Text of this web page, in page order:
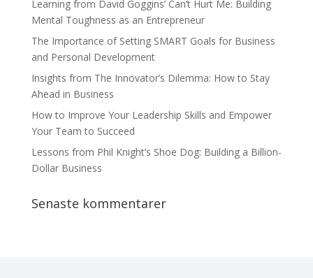
Learning from David Goggins’ Can’t Hurt Me: Building
Mental Toughness as an Entrepreneur
The Importance of Setting SMART Goals for Business
and Personal Development
Insights from The Innovator’s Dilemma: How to Stay
Ahead in Business
How to Improve Your Leadership Skills and Empower
Your Team to Succeed
Lessons from Phil Knight’s Shoe Dog: Building a Billion-
Dollar Business
Senaste kommentarer